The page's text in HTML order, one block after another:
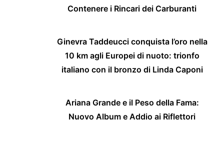
Contenere i Rincari dei Carburanti
Ginevra Taddeucci conquista l’oro nella
10 km agli Europei di nuoto: trionfo
italiano con il bronzo di Linda Caponi
Ariana Grande e il Peso della Fama:
Nuovo Album e Addio ai Riflettori